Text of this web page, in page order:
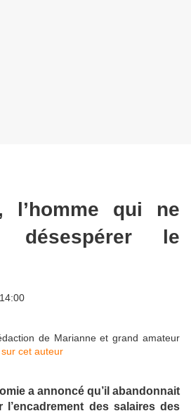
l’homme qui ne
le
de Marianne et grand amateur
cet auteur
a annoncé qu’il abandonnait
des salaires des